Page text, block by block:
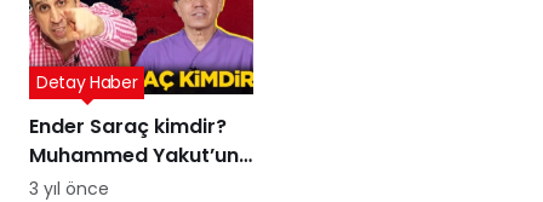
Ender Saraç kimdir?
Muhammed Yakut’un
iddialarında adı geçen
Detay Haber
3 yıl önce